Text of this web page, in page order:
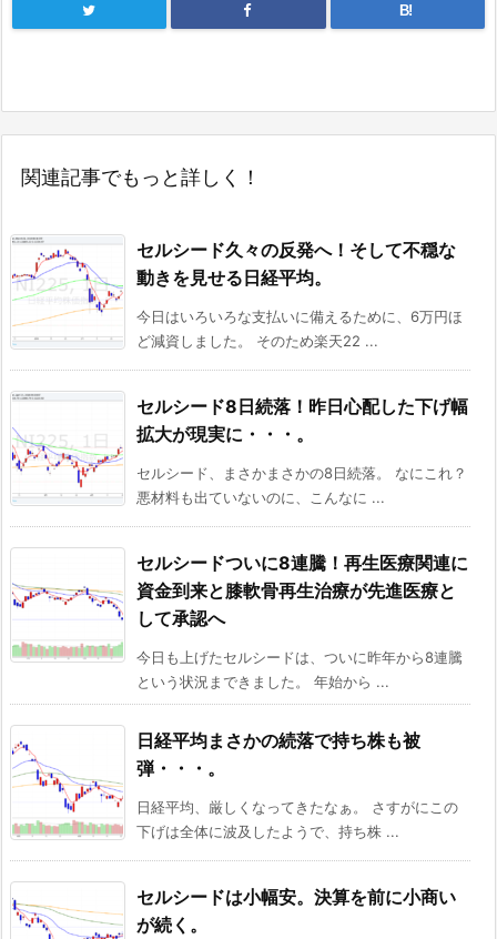
B!
関連記事でもっと詳しく！
セルシード久々の反発へ！そして不穏な
動きを見せる日経平均。
今日はいろいろな支払いに備えるために、6万円ほ
ど減資しました。 そのため楽天22 ...
セルシード8日続落！昨日心配した下げ幅
拡大が現実に・・・。
セルシード、まさかまさかの8日続落。 なにこれ？
悪材料も出ていないのに、こんなに ...
セルシードついに8連騰！再生医療関連に
資金到来と膝軟骨再生治療が先進医療と
して承認へ
今日も上げたセルシードは、ついに昨年から8連騰
という状況まできました。 年始から ...
日経平均まさかの続落で持ち株も被
弾・・・。
日経平均、厳しくなってきたなぁ。 さすがにこの
下げは全体に波及したようで、持ち株 ...
セルシードは小幅安。決算を前に小商い
が続く。